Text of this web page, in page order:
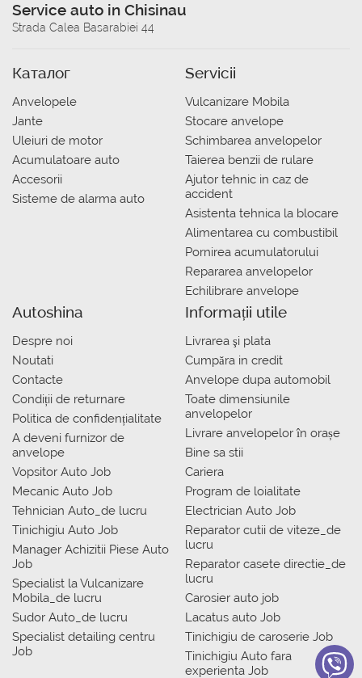
Service auto in Chisinau
Strada Calea Basarabiei 44
Каталог
Anvelopele
Jante
Uleiuri de motor
Acumulatoare auto
Accesorii
Sisteme de alarma auto
Servicii
Vulcanizare Mobila
Stocare anvelope
Schimbarea anvelopelor
Taierea benzii de rulare
Ajutor tehnic in caz de
accident
Asistenta tehnica la blocare
Alimentarea cu combustibil
Pornirea acumulatorului
Repararea anvelopelor
Echilibrare anvelope
Autoshina
Despre noi
Noutati
Contacte
Condiții de returnare
Politica de confidențialitate
A deveni furnizor de
anvelope
Vopsitor Auto Job
Mecanic Auto Job
Tehnician Auto_de lucru
Tinichigiu Auto Job
Manager Achizitii Piese Auto
Job
Specialist la Vulcanizare
Mobila_de lucru
Sudor Auto_de lucru
Specialist detailing centru
Job
Informații utile
Livrarea şi plata
Сumpăra in credit
Anvelope dupa automobil
Toate dimensiunile
anvelopelor
Livrare anvelopelor în orașe
Bine sa stii
Cariera
Program de loialitate
Electrician Auto Job
Reparator cutii de viteze_de
lucru
Reparator casete directie_de
lucru
Carosier auto job
Lacatus auto Job
Tinichigiu de caroserie Job
Tinichigiu Auto fara
experienta Job